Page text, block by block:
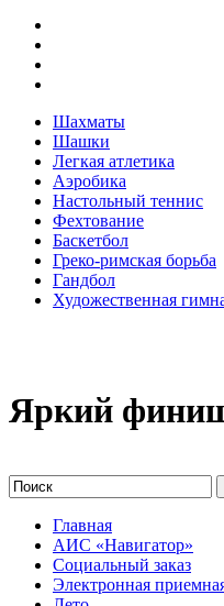
Шахматы
Шашки
Легкая атлетика
Аэробика
Настольный теннис
Фехтование
Баскетбол
Греко-римская борьба
Гандбол
Художественная
Яркий финиш
Главная
АИС «Навигатор»
Социальный заказ
Электронная